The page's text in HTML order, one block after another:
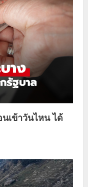
นเข้าวันไหน ได้